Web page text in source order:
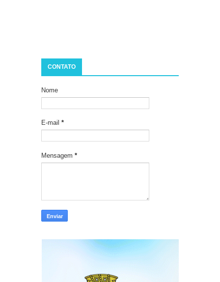
CONTATO
Nome
E-mail *
Mensagem *